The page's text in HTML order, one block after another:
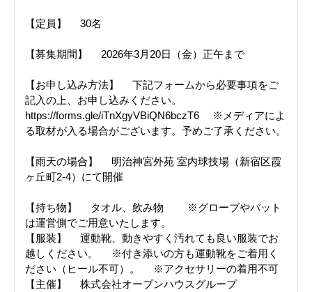
【定員】 30名
【募集期間】 2026年3月20日（金）正午まで
【お申し込み方法】 下記フォームから必要事項をご
記入の上、お申し込みください。
https://forms.gle/iTnXgyVBiQN6bczT6 ※メディアによ
る取材が入る場合がございます。予めご了承ください。
【雨天の場合】 明治神宮外苑 室内球技場（新宿区霞
ヶ丘町2-4）にて開催
【持ち物】 タオル、飲み物 ※グローブやバット
は運営側でご用意いたします。
【服装】 運動靴、動きやすく汚れても良い服装でお
越しください。 ※付き添いの方も運動靴をご着用く
ださい（ヒール不可）。 ※アクセサリーの着用不可
【主催】 株式会社オープンハウスグループ